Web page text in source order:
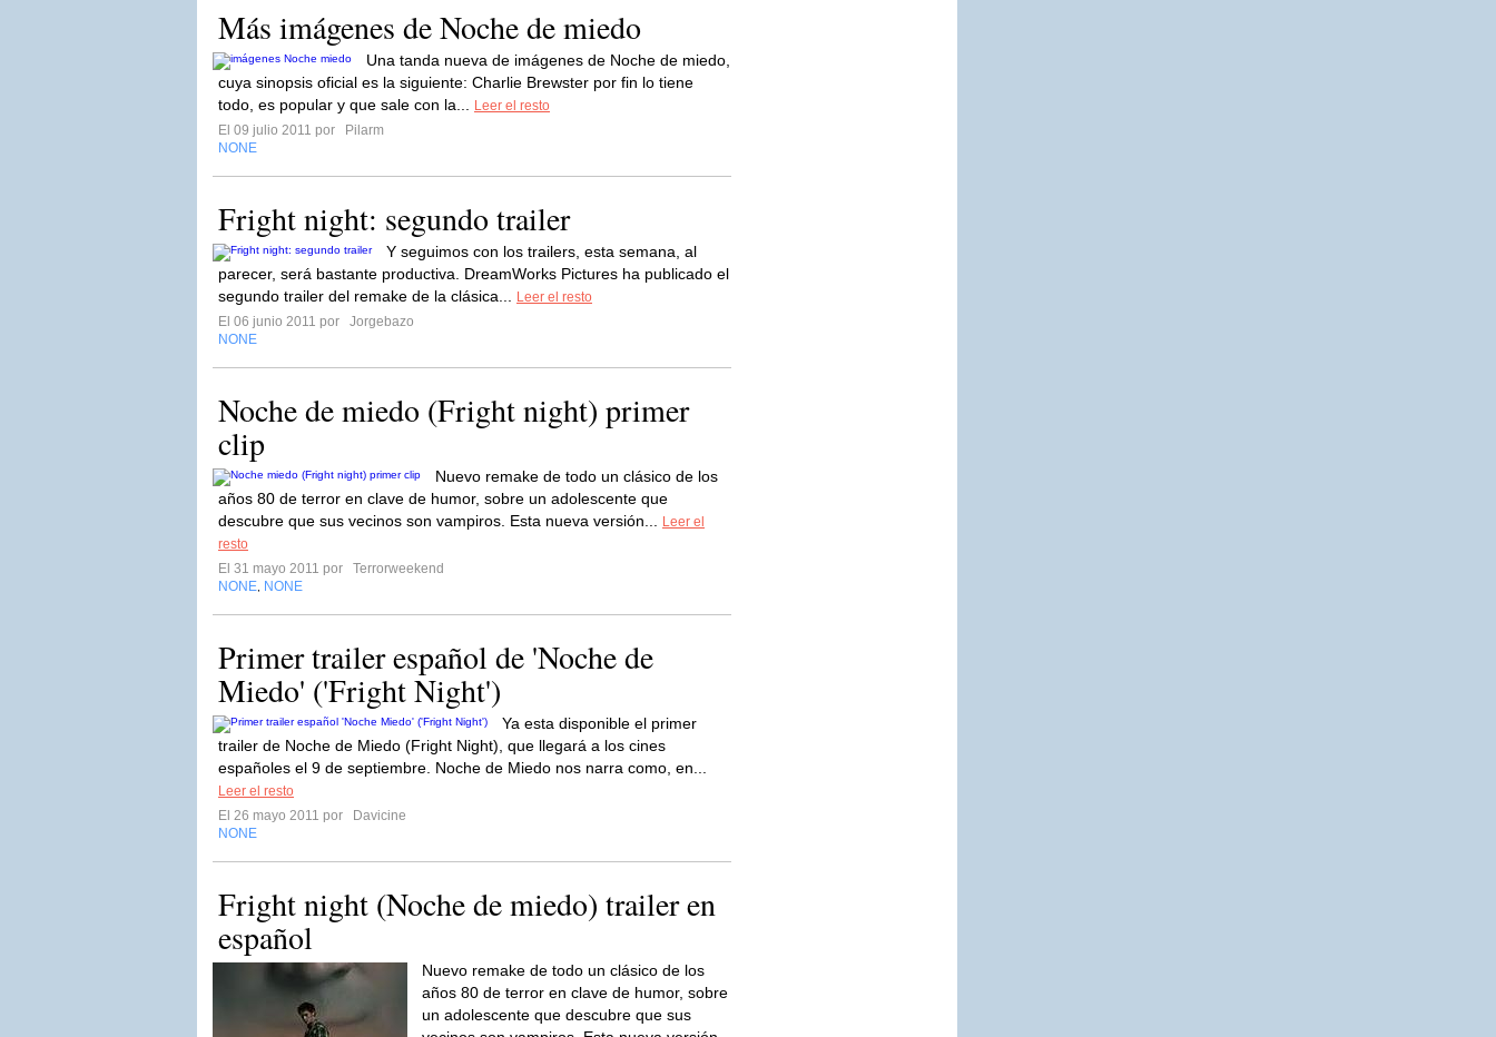
Más imágenes de Noche de miedo
Una tanda nueva de imágenes de Noche de miedo,
cuya sinopsis oficial es la siguiente: Charlie Brewster por fin lo tiene
todo, es popular y que sale con la...
Leer el resto
El 09 julio 2011 por
Pilarm
NONE
Fright night: segundo trailer
Y seguimos con los trailers, esta semana, al
parecer, será bastante productiva. DreamWorks Pictures ha publicado el
segundo trailer del remake de la clásica...
Leer el resto
El 06 junio 2011 por
Jorgebazo
NONE
Noche de miedo (Fright night) primer
clip
Nuevo remake de todo un clásico de los
años 80 de terror en clave de humor, sobre un adolescente que
descubre que sus vecinos son vampiros. Esta nueva versión...
Leer el
resto
El 31 mayo 2011 por
Terrorweekend
NONE NONE
Primer trailer español de 'Noche de
Miedo' ('Fright Night')
Ya esta disponible el primer
trailer de Noche de Miedo (Fright Night), que llegará a los cines
españoles el 9 de septiembre. Noche de Miedo nos narra como, en...
Leer el resto
El 26 mayo 2011 por
Davicine
NONE
Fright night (Noche de miedo) trailer en
español
Nuevo remake de todo un clásico de los
años 80 de terror en clave de humor, sobre
un adolescente que descubre que sus